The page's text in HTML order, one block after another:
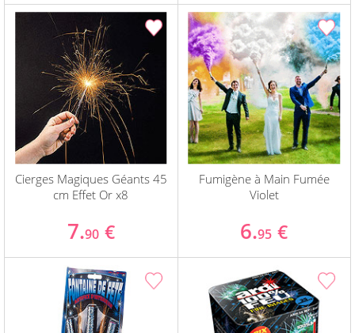
Cierges Magiques Géants 45
cm Effet Or x8
7.90 €
Fumigène à Main Fumée
Violet
6.95 €